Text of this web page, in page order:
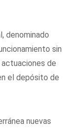
denominado
sin
de
el depósito de
nuevas